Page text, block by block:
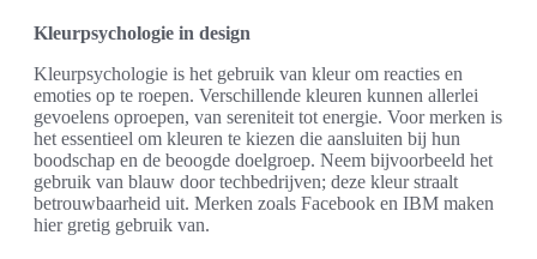
Kleurpsychologie in design
Kleurpsychologie is het gebruik van kleur om reacties en
emoties op te roepen. Verschillende kleuren kunnen allerlei
gevoelens oproepen, van sereniteit tot energie. Voor merken is
het essentieel om kleuren te kiezen die aansluiten bij hun
boodschap en de beoogde doelgroep. Neem bijvoorbeeld het
gebruik van blauw door techbedrijven; deze kleur straalt
betrouwbaarheid uit. Merken zoals Facebook en IBM maken
hier gretig gebruik van.